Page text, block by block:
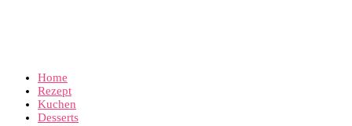
Home
Rezept
Kuchen
Desserts